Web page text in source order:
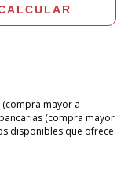
(compra mayor a
bancarias (compra mayor
disponibles que ofrece